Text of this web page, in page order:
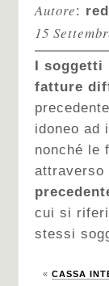
Autore:
15
I soggetti
fatture
idoneo ad
nonché le
attraverso
cui si
stessi
« CASSA